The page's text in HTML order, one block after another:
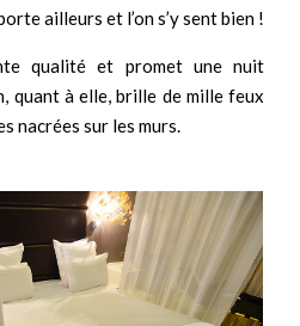
ailleurs et l’on s’y sent bien !
qualité et promet une nuit
quant à elle, brille de mille feux
nacrées sur les murs.